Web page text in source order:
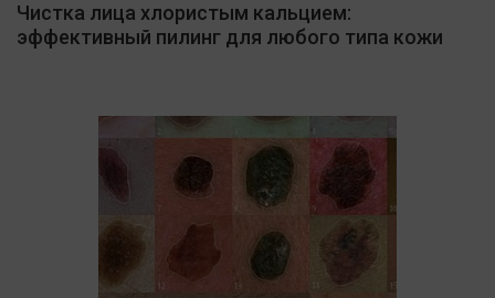
Чистка лица хлористым кальцием:
эффективный пилинг для любого типа кожи